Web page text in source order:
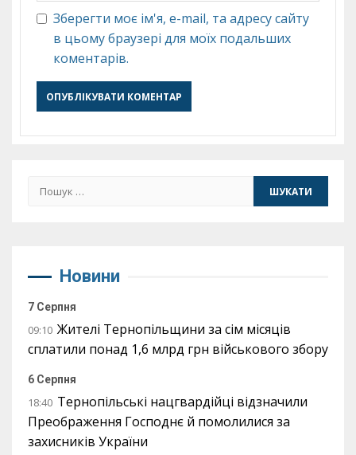
Зберегти моє ім'я, e-mail, та адресу сайту
в цьому браузері для моїх подальших
коментарів.
Пошук:
Новини
7 Серпня
09:10 Жителі Тернопільщини за сім місяців
сплатили понад 1,6 млрд грн військового збору
6 Серпня
18:40 Тернопільські нацгвардійці відзначили
Преображення Господнє й помолилися за
захисників України